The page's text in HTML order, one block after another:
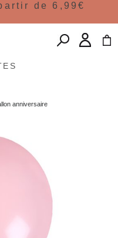
de 6,99€
anniversaire